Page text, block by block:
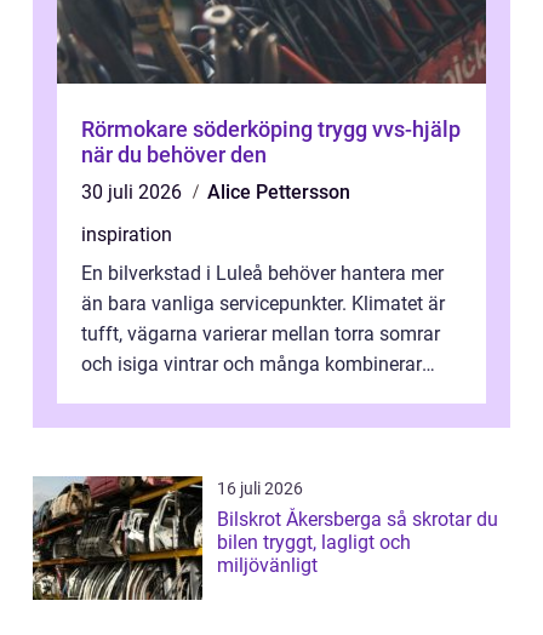
Rörmokare söderköping trygg vvs-hjälp
när du behöver den
30 juli 2026
Alice Pettersson
inspiration
En bilverkstad i Luleå behöver hantera mer
än bara vanliga servicepunkter. Klimatet är
tufft, vägarna varierar mellan torra somrar
och isiga vintrar och många kombinerar
16 juli 2026
Bilskrot Åkersberga så skrotar du
bilen tryggt, lagligt och
miljövänligt